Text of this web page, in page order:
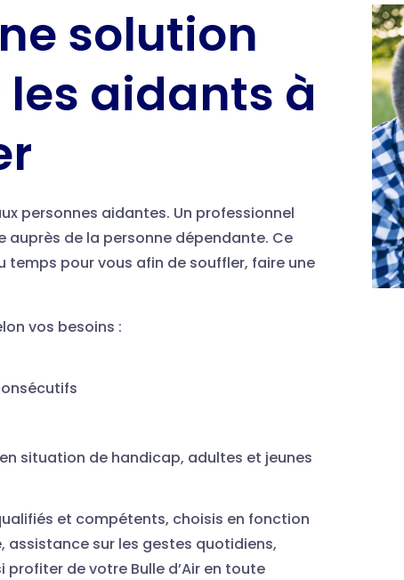
solution
aidants à
personnes aidantes. Un professionnel
auprès de la personne dépendante. Ce
pour vous afin de souffler, faire une
vos besoins :
situation de handicap, adultes et jeunes
et compétents, choisis en fonction
sur les gestes quotidiens,
de votre Bulle d’Air en toute